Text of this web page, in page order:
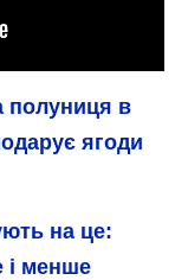
полуниця в
ягоди
на це:
і менше